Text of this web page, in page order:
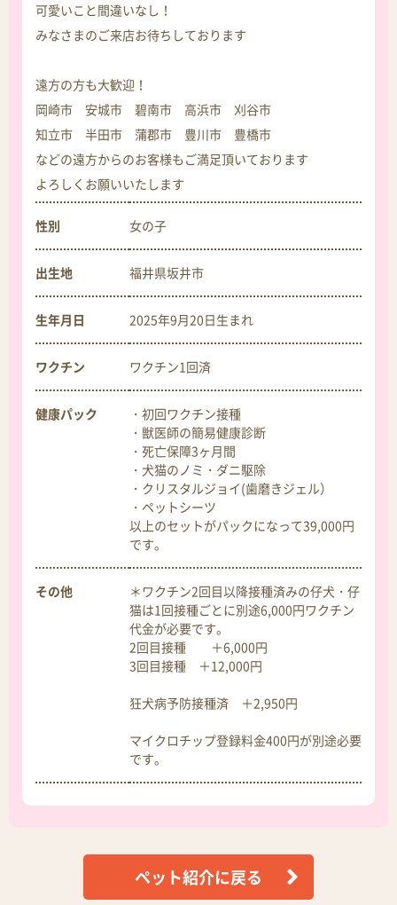
可愛いこと間違いなし！
みなさまのご来店お待ちしております
遠方の方も大歓迎！
岡崎市 安城市 碧南市 高浜市 刈谷市
知立市 半田市 蒲郡市 豊川市 豊橋市
などの遠方からのお客様もご満足頂いております
よろしくお願いいたします
性別 女の子
出生地 福井県坂井市
生年月日 2025年9月20日生まれ
ワクチン ワクチン1回済
健康パック
・初回ワクチン接種
・獣医師の簡易健康診断
・死亡保障3ヶ月間
・犬猫のノミ・ダニ駆除
・クリスタルジョイ(歯磨きジェル）
・ペットシーツ
以上のセットがパックになって39,000円
です。
その他
＊ワクチン2回目以降接種済みの仔犬・仔
猫は1回接種ごとに別途6,000円ワクチン
代金が必要です。
2回目接種 ＋6,000円
3回目接種 ＋12,000円
狂犬病予防接種済 ＋2,950円
マイクロチップ登録料金400円が別途必要
です。
ペット紹介に戻る